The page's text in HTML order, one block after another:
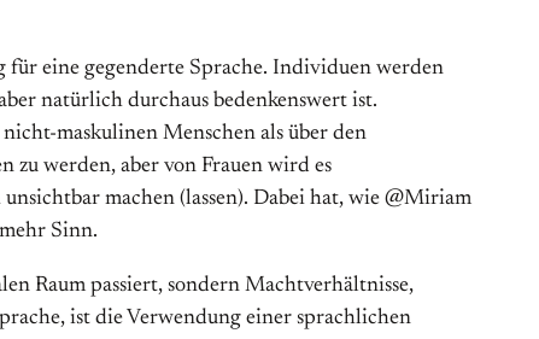
für eine gegenderte Sprache. Individuen werden
natürlich durchaus bedenkenswert ist.
maskulinen Menschen als über den
zu werden, aber von Frauen wird es
machen (lassen). Dabei hat, wie @Miriam
Sinn.
Raum passiert, sondern Machtverhältnisse,
ist die Verwendung einer sprachlichen